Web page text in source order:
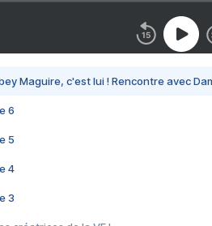
Maguire, c'est lui ! Rencontre avec
6
5
4
3